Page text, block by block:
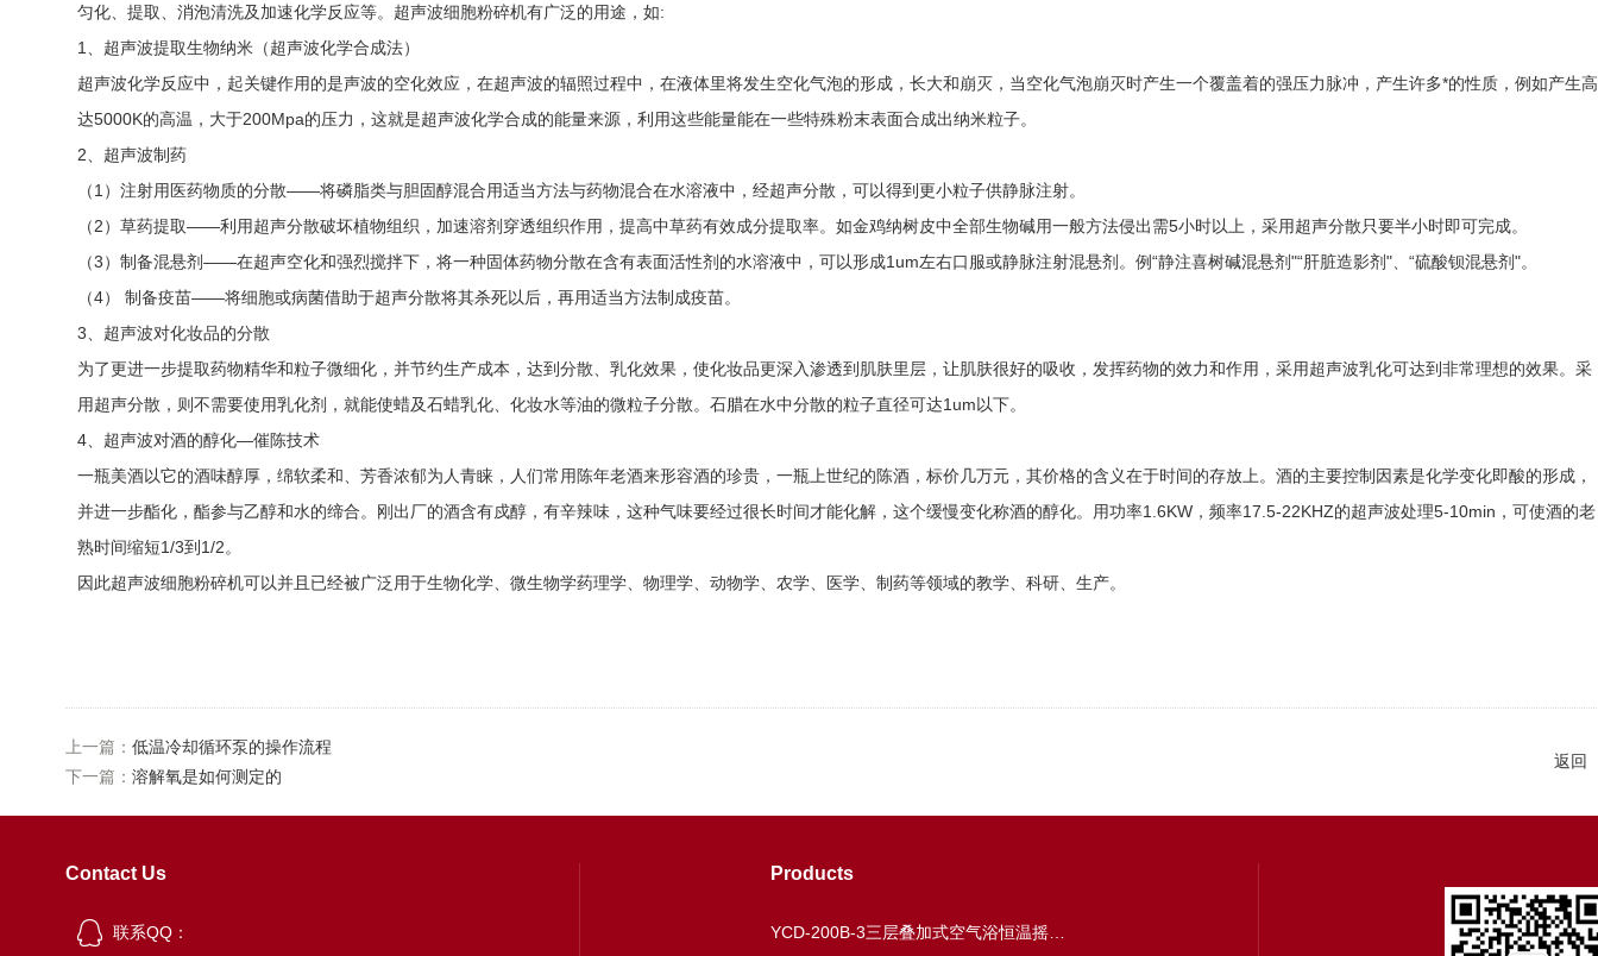
匀化、提取、消泡清洗及加速化学反应等。超声波细胞粉碎机有广泛的用途，如:
1、超声波提取生物纳米（超声波化学合成法）
超声波化学反应中，起关键作用的是声波的空化效应，在超声波的辐照过程中，在液体里将发生空化气泡的形成，长大和崩灭，当空化气泡崩灭时产生一个覆盖着的强压力脉冲，产生许多*的性质，例如产生高
达5000K的高温，大于200Mpa的压力，这就是超声波化学合成的能量来源，利用这些能量能在一些特殊粉末表面合成出纳米粒子。
2、超声波制药
（1）注射用医药物质的分散——将磷脂类与胆固醇混合用适当方法与药物混合在水溶液中，经超声分散，可以得到更小粒子供静脉注射。
（2）草药提取——利用超声分散破坏植物组织，加速溶剂穿透组织作用，提高中草药有效成分提取率。如金鸡纳树皮中全部生物碱用一般方法侵出需5小时以上，采用超声分散只要半小时即可完成。
（3）制备混悬剂——在超声空化和强烈搅拌下，将一种固体药物分散在含有表面活性剂的水溶液中，可以形成1um左右口服或静脉注射混悬剂。例“静注喜树碱混悬剂"“肝脏造影剂"、“硫酸钡混悬剂"。
（4） 制备疫苗——将细胞或病菌借助于超声分散将其杀死以后，再用适当方法制成疫苗。
3、超声波对化妆品的分散
为了更进一步提取药物精华和粒子微细化，并节约生产成本，达到分散、乳化效果，使化妆品更深入渗透到肌肤里层，让肌肤很好的吸收，发挥药物的效力和作用，采用超声波乳化可达到非常理想的效果。采
用超声分散，则不需要使用乳化剂，就能使蜡及石蜡乳化、化妆水等油的微粒子分散。石腊在水中分散的粒子直径可达1um以下。
4、超声波对酒的醇化—催陈技术
一瓶美酒以它的酒味醇厚，绵软柔和、芳香浓郁为人青睐，人们常用陈年老酒来形容酒的珍贵，一瓶上世纪的陈酒，标价几万元，其价格的含义在于时间的存放上。酒的主要控制因素是化学变化即酸的形成，
并进一步酯化，酯参与乙醇和水的缔合。刚出厂的酒含有戍醇，有辛辣味，这种气味要经过很长时间才能化解，这个缓慢变化称酒的醇化。用功率1.6KW，频率17.5-22KHZ的超声波处理5-10min，可使酒的老
熟时间缩短1/3到1/2。
因此超声波细胞粉碎机可以并且已经被广泛用于生物化学、微生物学药理学、物理学、动物学、农学、医学、制药等领域的教学、科研、生产。
上一篇： 低温冷却循环泵的操作流程
下一篇： 溶解氧是如何测定的
返回
Contact Us
联系QQ：
Products